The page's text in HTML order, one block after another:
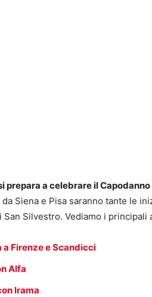
prepara a celebrare il
Siena e Pisa saranno tante le
Silvestro. Vediamo i principali
Firenze e Scandicci
Alfa
Irama